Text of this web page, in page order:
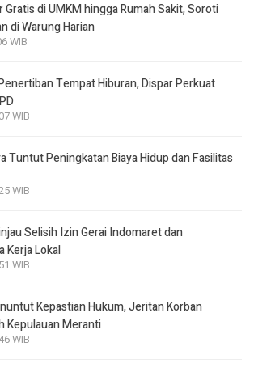
Gratis di UMKM hingga Rumah Sakit, Soroti
di Warung Harian
WIB
Tempat Hiburan, Dispar Perkuat
WIB
Tuntut Peningkatan Biaya Hidup dan Fasilitas
WIB
Selisih Izin Gerai Indomaret dan
Kerja Lokal
WIB
Kepastian Hukum, Jeritan Korban
Kepulauan Meranti
WIB